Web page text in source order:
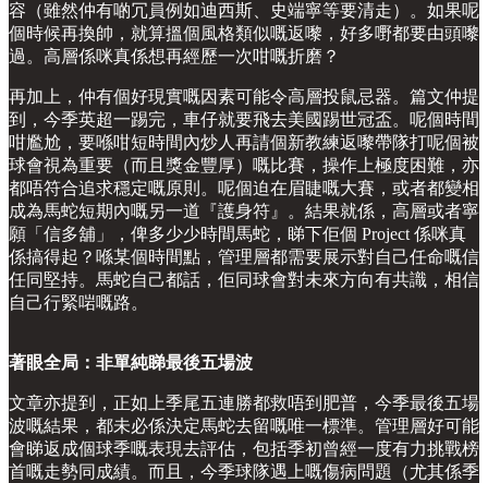
容（雖然仲有啲冗員例如迪西斯、史端寧等要清走）。如果呢
個時候再換帥，就算搵個風格類似嘅返嚟，好多嘢都要由頭嚟
過。高層係咪真係想再經歷一次咁嘅折磨？
再加上，仲有個好現實嘅因素可能令高層投鼠忌器。篇文仲提
到，今季英超一踢完，車仔就要飛去美國踢世冠盃。呢個時間
咁尷尬，要喺咁短時間內炒人再請個新教練返嚟帶隊打呢個被
球會視為重要（而且獎金豐厚）嘅比賽，操作上極度困難，亦
都唔符合追求穩定嘅原則。呢個迫在眉睫嘅大賽，或者都變相
成為馬蛇短期內嘅另一道『護身符』。結果就係，高層或者寧
願「信多舖」，俾多少少時間馬蛇，睇下佢個 Project 係咪真
係搞得起？喺某個時間點，管理層都需要展示對自己任命嘅信
任同堅持。馬蛇自己都話，佢同球會對未來方向有共識，相信
自己行緊啱嘅路。
著眼全局：非單純睇最後五場波
文章亦提到，正如上季尾五連勝都救唔到肥普，今季最後五場
波嘅結果，都未必係決定馬蛇去留嘅唯一標準。管理層好可能
會睇返成個球季嘅表現去評估，包括季初曾經一度有力挑戰榜
首嘅走勢同成績。而且，今季球隊遇上嘅傷病問題（尤其係季